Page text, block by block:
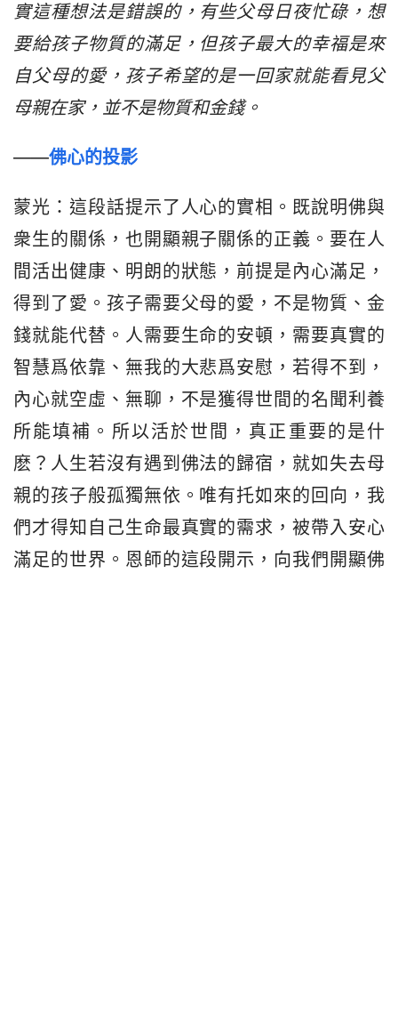
實這種想法是錯誤的，有些父母日夜忙碌，想
要給孩子物質的滿足，但孩子最大的幸福是來
自父母的愛，孩子希望的是一回家就能看見父
母親在家，並不是物質和金錢。
——佛心的投影
蒙光：這段話提示了人心的實相。既說明佛與
衆生的關係，也開顯親子關係的正義。要在人
間活出健康、明朗的狀態，前提是內心滿足，
得到了愛。孩子需要父母的愛，不是物質、金
錢就能代替。人需要生命的安頓，需要真實的
智慧爲依靠、無我的大悲爲安慰，若得不到，
內心就空虛、無聊，不是獲得世間的名聞利養
所能填補。所以活於世間，真正重要的是什
麽？人生若沒有遇到佛法的歸宿，就如失去母
親的孩子般孤獨無依。唯有托如來的回向，我
們才得知自己生命最真實的需求，被帶入安心
滿足的世界。恩師的這段開示，向我們開顯佛